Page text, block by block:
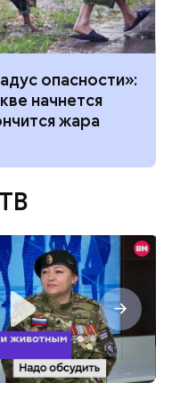
опасности»:
начнется
жара